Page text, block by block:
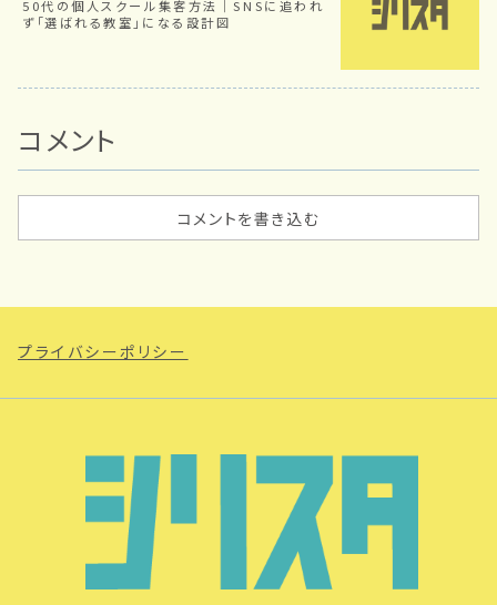
50代の個人スクール集客方法｜SNSに追われ
ず「選ばれる教室」になる設計図
コメント
コメントを書き込む
プライバシーポリシー